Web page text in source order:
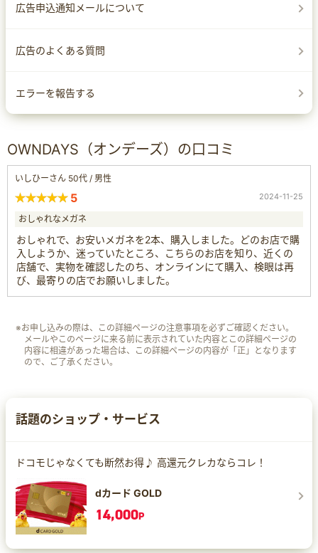
広告申込通知メールについて
広告のよくある質問
エラーを報告する
OWNDAYS（オンデーズ）の口コミ
いしひーさん 50代 / 男性
5 2024-11-25
おしゃれなメガネ
おしゃれで、お安いメガネを2本、購入しました。どのお店で購
入しようか、迷っていたところ、こちらのお店を知り、近くの
店舗で、実物を確認したのち、オンラインにて購入、検眼は再
び、最寄りの店でお願いしました。
※お申し込みの際は、この詳細ページの注意事項を必ずご確認ください。
メールやこのページに来る前に表示されていた内容とこの詳細ページの
内容に相違があった場合は、この詳細ページの内容が「正」となります
ので、ご了承ください。
話題のショップ・サービス
ドコモじゃなくても断然お得♪ 高還元クレカならコレ！
dカード GOLD
14,000P